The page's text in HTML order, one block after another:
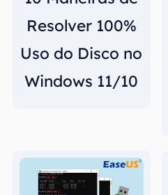
Resolver 100%
Uso do Disco no
Windows 11/10